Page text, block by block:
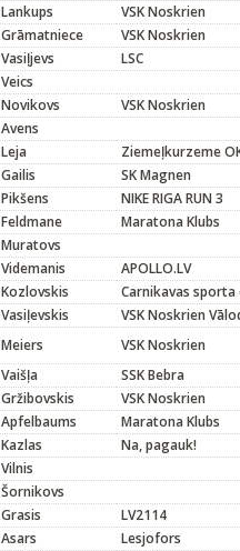
Lankups
VSK Noskrien
Grāmatniece
VSK Noskrien
Vasiļjevs
LSC
Veics
Novikovs
VSK Noskrien
Avens
Leja
Ziemeļkurzeme
Gailis
SK Magnen
Pikšens
NIKE RIGA RUN 3
Feldmane
Maratona Klubs
Muratovs
Videmanis
APOLLO.LV
Kozlovskis
Carnikavas sporta
Vasiļevskis
VSK Noskrien
Meiers
VSK Noskrien
Vaišļa
SSK Bebra
Gržibovskis
VSK Noskrien
Apfelbaums
Maratona Klubs
Kazlas
Na, pagauk!
Vilnis
Šornikovs
Grasis
LV2114
Asars
Lesjofors